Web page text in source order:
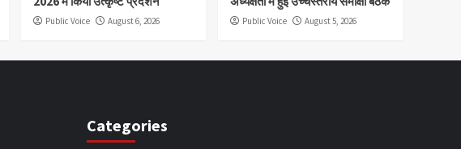
Public Voice August 6, 2026 Public Voice August 5, 2026
Categories